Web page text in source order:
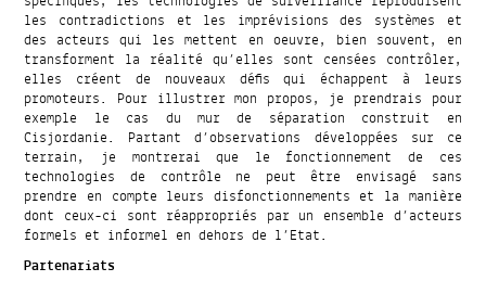
les contradictions et les imprévisions des systèmes et
des acteurs qui les mettent en oeuvre, bien souvent, en
transforment la réalité qu’elles sont censées contrôler,
elles créent de nouveaux défis qui échappent à leurs
promoteurs. Pour illustrer mon propos, je prendrais pour
exemple le cas du mur de séparation construit en
Cisjordanie. Partant d’observations développées sur ce
terrain, je montrerai que le fonctionnement de ces
technologies de contrôle ne peut être envisagé sans
prendre en compte leurs disfonctionnements et la manière
dont ceux-ci sont réappropriés par un ensemble d’acteurs
formels et informel en dehors de l’Etat.
Partenariats